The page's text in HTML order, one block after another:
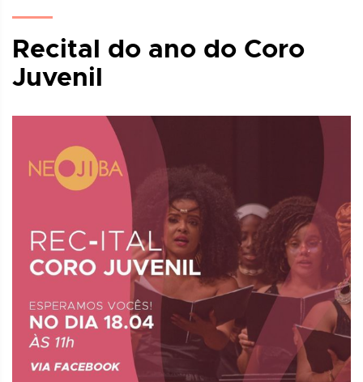
Recital do ano do Coro
Juvenil